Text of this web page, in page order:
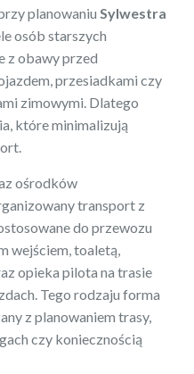
planowaniu Sylwestra
osób starszych
z obawy przed
przesiadkami czy
zimowymi. Dlatego
które minimalizują
ośrodków
transport z
do przewozu
wejściem, toaletą,
opieka pilota na trasie
Tego rodzaju forma
z planowaniem trasy,
czy koniecznością